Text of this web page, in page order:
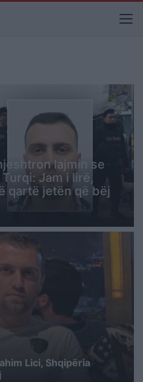
lajmin se
Jam i lirë,
qartë jetën që bëj
Lici, Shqipëria